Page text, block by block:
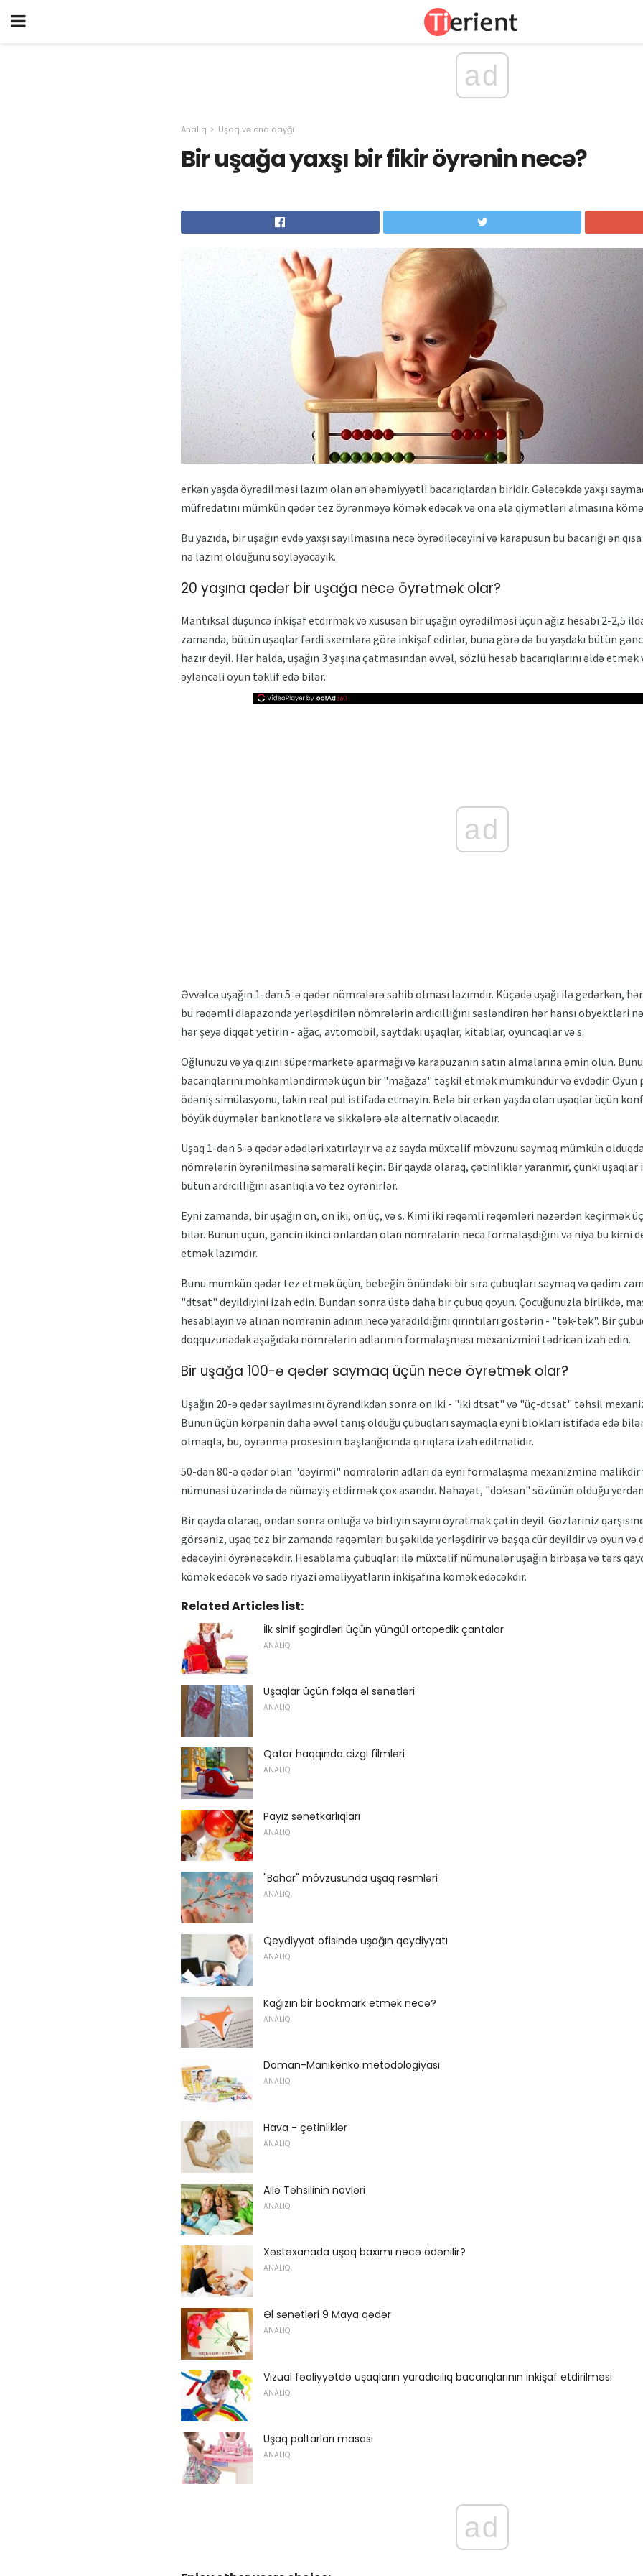
ad
Analıq Uşaq və ona qayğı
Bir uşağa yaxşı bir fikir öyrənin necə?
erkən yaşda öyrədilməsi lazım olan ən əhəmiyyətli bacarıqlardan biridir. Gələcəkdə yaxşı
müfredatını mümkün qədər tez öyrənməyə kömək edəcək və ona əla qiymətləri almasına
Bu yazıda, bir uşağın evdə yaxşı sayılmasına necə öyrədiləcəyini və karapusun bu bacarığı ən
nə lazım olduğunu söyləyəcəyik.
20 yaşına qədər bir uşağa necə öyrətmək olar?
Mantıksal düşüncə inkişaf etdirmək və xüsusən bir uşağın öyrədilməsi üçün ağız hesabı 2-2,5
zamanda, bütün uşaqlar fərdi sxemlərə görə inkişaf edirlər, buna görə də bu yaşdakı bütün
hazır deyil. Hər halda, uşağın 3 yaşına çatmasından əvvəl, sözlü hesab bacarıqlarını əldə
əyləncəli oyun təklif edə bilər.
ad
Əvvəlcə uşağın 1-dən 5-ə qədər nömrələrə sahib olması lazımdır. Küçədə uşağı ilə gedərkən,
bu rəqəmli diapazonda yerləşdirilən nömrələrin ardıcıllığını səsləndirən hər hansı obyektləri
hər şeyə diqqət yetirin - ağac, avtomobil, saytdakı uşaqlar, kitablar, oyuncaqlar və s.
Oğlunuzu və ya qızını süpermarketə aparmağı və karapuzanın satın almalarına əmin olun.
bacarıqlarını möhkəmləndirmək üçün bir "mağaza" təşkil etmək mümkündür və evdədir. Oyun
ödəniş simülasyonu, lakin real pul istifadə etməyin. Belə bir erkən yaşda olan uşaqlar üçün
böyük düymələr banknotlara və sikkələrə əla alternativ olacaqdır.
Uşaq 1-dən 5-ə qədər ədədləri xatırlayır və az sayda müxtəlif mövzunu saymaq mümkün
nömrələrin öyrənilməsinə səmərəli keçin. Bir qayda olaraq, çətinliklər yaranmır, çünki
bütün ardıcıllığını asanlıqla və tez öyrənirlər.
Eyni zamanda, bir uşağın on, on iki, on üç, və s. Kimi iki rəqəmli rəqəmləri nəzərdən keçirmək
bilər. Bunun üçün, gəncin ikinci onlardan olan nömrələrin necə formalaşdığını və niyə bu kimi
etmək lazımdır.
Bunu mümkün qədər tez etmək üçün, bebeğin önündəki bir sıra çubuqları saymaq və qədim
"dtsat" deyildiyini izah edin. Bundan sonra üstə daha bir çubuq qoyun. Çocuğunuzla birlikdə,
hesablayın və alınan nömrənin adının necə yaradıldığını qırıntıları göstərin - "tək-tək". Bir
doqquzunadək aşağıdakı nömrələrin adlarının formalaşması mexanizmini tədricən izah edin.
Bir uşağa 100-ə qədər saymaq üçün necə öyrətmək olar?
Uşağın 20-ə qədər sayılmasını öyrəndikdən sonra on iki - "iki dtsat" və "üç-dtsat" təhsil
Bunun üçün körpənin daha əvvəl tanış olduğu çubuqları saymaqla eyni blokları istifadə edə
olmaqla, bu, öyrənmə prosesinin başlanğıcında qırıqlara izah edilməlidir.
50-dən 80-ə qədər olan "dəyirmi" nömrələrin adları da eyni formalaşma mexanizminə malikdir
nümunəsi üzərində də nümayiş etdirmək çox asandır. Nəhayət, "doksan" sözünün olduğu
Bir qayda olaraq, ondan sonra onluğa və birliyin sayını öyrətmək çətin deyil. Gözləriniz
görsəniz, uşaq tez bir zamanda rəqəmləri bu şəkildə yerləşdirir və başqa cür deyildir və oyun və
edəcəyini öyrənəcəkdir. Hesablama çubuqları ilə müxtəlif nümunələr uşağın birbaşa və tərs
kömək edəcək və sadə riyazi əməliyyatların inkişafına kömək edəcəkdir.
Related Articles list:
İlk sinif şagirdləri üçün yüngül ortopedik çantalar
ANALIQ
Uşaqlar üçün folqa əl sənətləri
ANALIQ
Qatar haqqında cizgi filmləri
ANALIQ
Payız sənətkarlıqları
ANALIQ
"Bahar" mövzusunda uşaq rəsmləri
ANALIQ
Qeydiyyat ofisində uşağın qeydiyyatı
ANALIQ
Kağızın bir bookmark etmək necə?
ANALIQ
Doman-Manikenko metodologiyası
ANALIQ
Hava - çətinliklər
ANALIQ
Ailə Təhsilinin növləri
ANALIQ
Xəstəxanada uşaq baxımı necə ödənilir?
ANALIQ
Əl sənətləri 9 Maya qədər
ANALIQ
Vizual fəaliyyətdə uşaqların yaradıcılıq bacarıqlarının inkişaf etdirilməsi
ANALIQ
Uşaq paltarları masası
ANALIQ
ad